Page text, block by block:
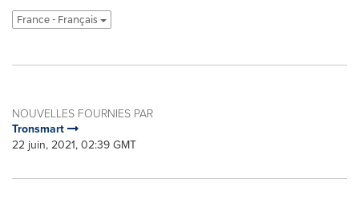
France - Français
NOUVELLES FOURNIES PAR
Tronsmart
22 juin, 2021, 02:39 GMT